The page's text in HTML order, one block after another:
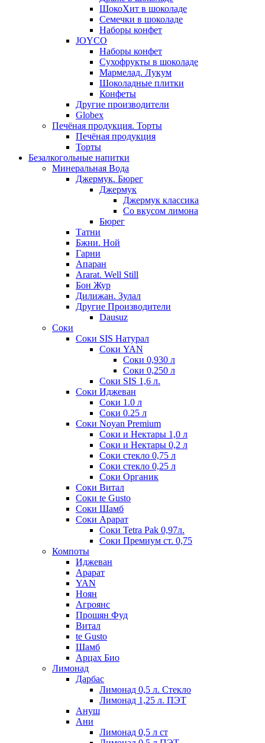
ШокоХит в шоколаде
Семечки в шоколаде
Наборы конфет
JOYCO
Наборы конфет
Сухофрукты в шоколаде
Мармелад. Лукум
Шоколадные плитки
Конфеты
Другие производители
Globex
Печёная продукция. Торты
Печёная продукция
Торты
Безалкогольные напитки
Минеральная Вода
Джермук. Бюрег
Джермук
Джермук классика
Со вкусом лимона
Бюрег
Татни
Бжни. Ной
Гарни
Апаран
Ararat. Well Still
Бон Жур
Дилижан. Зулал
Другие Производители
Dausuz
Соки
Соки SIS Натурал
Соки YAN
Соки 0,930 л
Соки 0,250 л
Соки SIS 1,6 л.
Соки Иджеван
Соки 1.0 л
Соки 0.25 л
Соки Noyan Premium
Соки и Нектары 1,0 л
Соки и Нектары 0,2 л
Соки стекло 0,75 л
Соки стекло 0,25 л
Соки Органик
Соки Витал
Соки te Gusto
Соки Шамб
Соки Арарат
Соки Tetra Pak 0,97л.
Соки Премиум ст. 0,75
Компоты
Иджеван
Арарат
YAN
Ноян
Агроянс
Прошян Фуд
Витал
te Gusto
Шамб
Арцах Био
Лимонад
Дарбас
Лимонад 0,5 л. Стекло
Лимонад 1,25 л. ПЭТ
Ануш
Ани
Лимонад 0,5 л ст